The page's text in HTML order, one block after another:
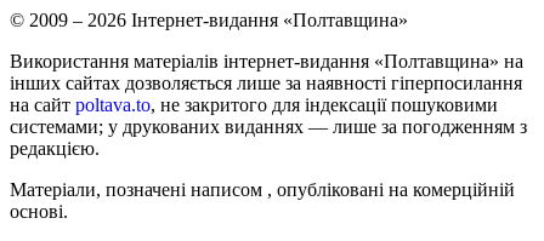
© 2009 – 2026 Інтернет-видання «Полтавщина»
Використання матеріалів інтернет-видання «Полтавщина» на
інших сайтах дозволяється лише за наявності гіперпосилання
на сайт poltava.to, не закритого для індексації пошуковими
системами; у друкованих виданнях — лише за погодженням з
редакцією.
Матеріали, позначені написом , опубліковані на комерційній
основі.